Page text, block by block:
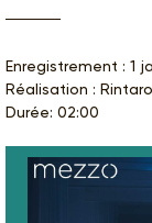
Enregistrement : 1
Réalisation :
Durée: 02:00